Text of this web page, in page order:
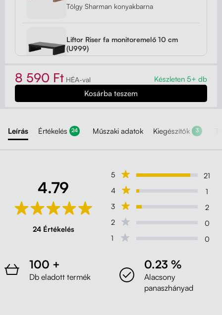
Tölgy Sharman konyakbarna
Liftor Riser fa monitoremelő 10 cm
(U999)
Liftor Riser fa monitoremelő 10 cm
(U788)
(H1487)
Bramberg fenyő
8 590 Ft HÉA-val Készleten 5+ db
Leírás Értékelés 24 Műszaki adatok Kiegészítők 3
4.79
24 Értékelés
5
21
4
1
3
2
2
0
1
0
100 +
Db eladott termék
0.23 %
Alacsony
panaszhányad